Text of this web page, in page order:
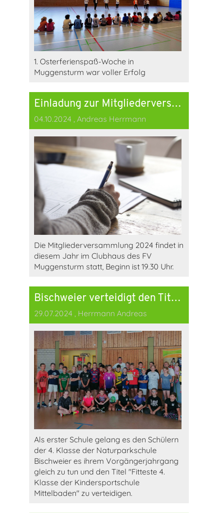
1. Osterferienspaß-Woche in
Muggensturm war voller Erfolg
Einladung zur Mitgliederversammlung am 25.10.2024 in Muggensturm
04.10.2024 , Andreas Herrmann
Die Mitgliederversammlung 2024 findet in
diesem Jahr im Clubhaus des FV
Muggensturm statt, Beginn ist 19.30 Uhr.
Bischweier verteidigt den Titel "Fitteste 4. Klasse"
29.07.2024 , Herrmann Andreas
Als erster Schule gelang es den Schülern
der 4. Klasse der Naturparkschule
Bischweier es ihrem Vorgängerjahrgang
gleich zu tun und den Titel "Fitteste 4.
Klasse der Kindersportschule
Mittelbaden" zu verteidigen.